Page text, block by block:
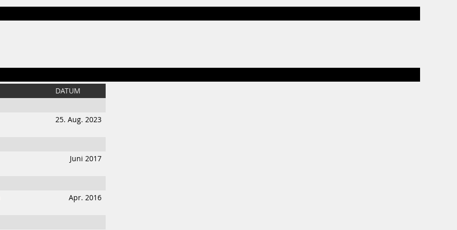
DATUM
25. Aug. 2023
Juni 2017
Apr. 2016